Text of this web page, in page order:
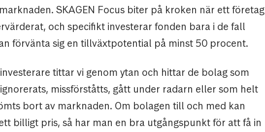
SKAGEN Focus biter på kroken när ett företag
och specifikt investerar fonden bara i de fall
förvänta sig en tillväxtpotential på minst 50 procent.
tittar vi genom ytan och hittar de bolag som
missförståtts, gått under radarn eller som helt
bort av marknaden. Om bolagen till och med kan
billigt pris, så har man en bra utgångspunkt för att få in